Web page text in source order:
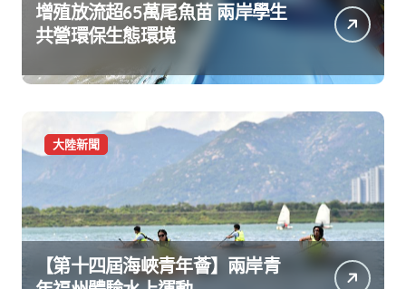
增殖放流超65萬尾魚苗 兩岸學生
共營環保生態環境
大陸新聞
【第十四屆海峽青年薈】兩岸青